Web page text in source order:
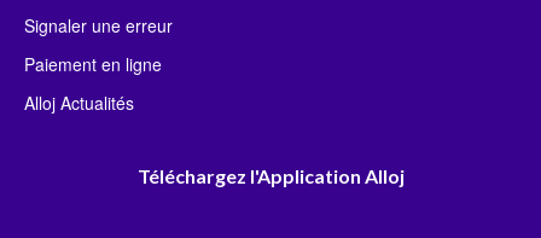
Signaler une erreur
Paiement en ligne
Alloj Actualités
Téléchargez l'Application Alloj